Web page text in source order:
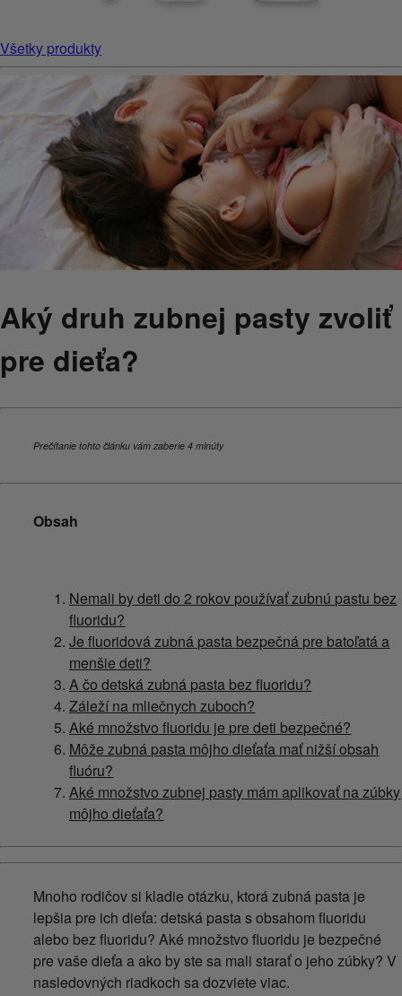
Všetky produkty
Aký druh zubnej pasty zvoliť
pre dieťa?
Prečítanie tohto článku vám zaberie 4 minúty
Obsah
Nemali by deti do 2 rokov používať zubnú pastu bez
fluoridu?
Je fluoridová zubná pasta bezpečná pre batoľatá a
menšie deti?
A čo detská zubná pasta bez fluoridu?
Záleží na mliečnych zuboch?
Aké množstvo fluoridu je pre deti bezpečné?
Môže zubná pasta môjho dieťaťa mať nižší obsah
fluóru?
Aké množstvo zubnej pasty mám aplikovať na zúbky
môjho dieťaťa?
Mnoho rodičov si kladie otázku, ktorá zubná pasta je
lepšia pre ich dieťa: detská pasta s obsahom fluoridu
alebo bez fluoridu? Aké množstvo fluoridu je bezpečné
pre vaše dieťa a ako by ste sa mali starať o jeho zúbky? V
nasledovných riadkoch sa dozviete viac.